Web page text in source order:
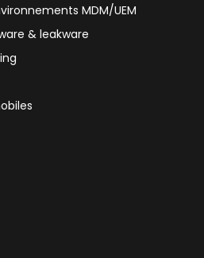
MDM/UEM
& leakware